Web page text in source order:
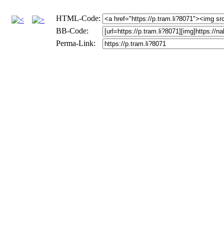
HTML-Code:
BB-Code:
Perma-Link: